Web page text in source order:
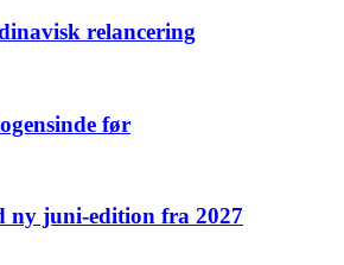
relancering
før
ny juni-edition fra 2027